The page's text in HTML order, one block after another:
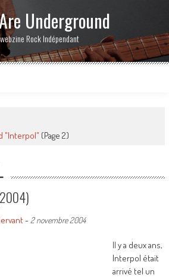
Underground
Rock Indépendant
"Interpol" (Page 2)
- 2 novembre 2004
Il y a deux ans,
Interpol était
arrivé tel un